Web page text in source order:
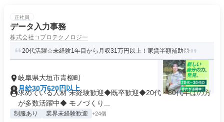
正社員
データ入力事務
株式会社コプロテクノロジー
20代活躍☆未経験1年目から月収31万円以上！家賃半額補助◎
岐阜県大垣市青柳町
月給30万620円以上
求めている人材 未経験歓迎◆既卒歓迎◆20代・30代半ばの方
が多数活躍中◆ モノづくり...
制服あり 業界未経験歓迎 +24個